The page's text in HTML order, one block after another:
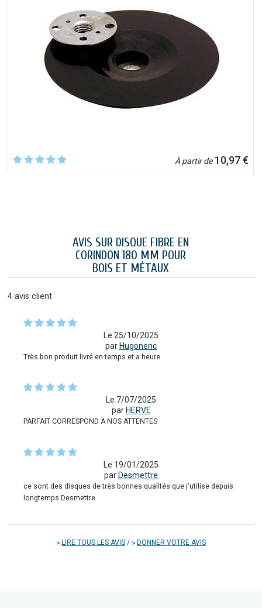
À partir de10,97 €
AVIS SUR DISQUE FIBRE EN
CORINDON 180 MM POUR
BOIS ET MÉTAUX
4 avis client
Le 25/10/2025
par Hugonenc
Très bon produit livré en temps et a heure
Le 7/07/2025
par HERVE
PARFAIT CORRESPOND A NOS ATTENTES
Le 19/01/2025
par Desmettre
ce sont des disques de très bonnes qualités que j'utilise depuis
longtemps Desmettre
LIRE TOUS LES AVIS / DONNER VOTRE AVIS